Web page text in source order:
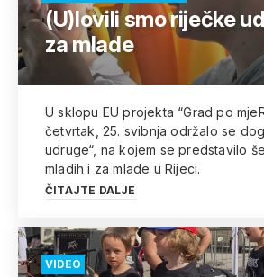
(U)lovili smo riječke
za mlade
U sklopu EU projekta “Grad po
četvrtak, 25. svibnja održalo se
udruge“, na kojem se predstavilo
mladih i za mlade u Rijeci.
ČITAJTE DALJE
VIDEO